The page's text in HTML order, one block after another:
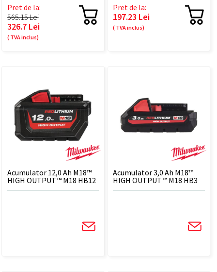
Pret de la:
565.15 Lei
326.7 Lei
( TVA inclus)
Pret de la:
197.23 Lei
( TVA inclus)
Acumulator 12,0 Ah M18™
HIGH OUTPUT™ M18 HB12
Acumulator 3,0 Ah M18™
HIGH OUTPUT™ M18 HB3